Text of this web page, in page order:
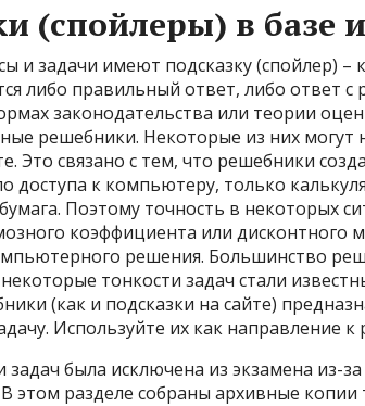
(спойлеры) в базе
и задачи имеют подсказку (спойлер) –
либо правильный ответ, либо ответ
законодательства или теории
решебники. Некоторые из них могут
Это связано с тем, что решебники
доступа к компьютеру, только
Поэтому точность в некоторых
коэффициента или дисконтного
решения. Большинство
некоторые тонкости задач стали
(как и подсказки на сайте)
Используйте их как направление
задач была исключена из экзамена из-
этом разделе собраны архивные копии